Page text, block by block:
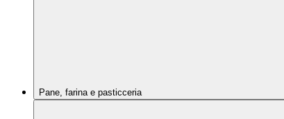
Pane, farina e pasticceria